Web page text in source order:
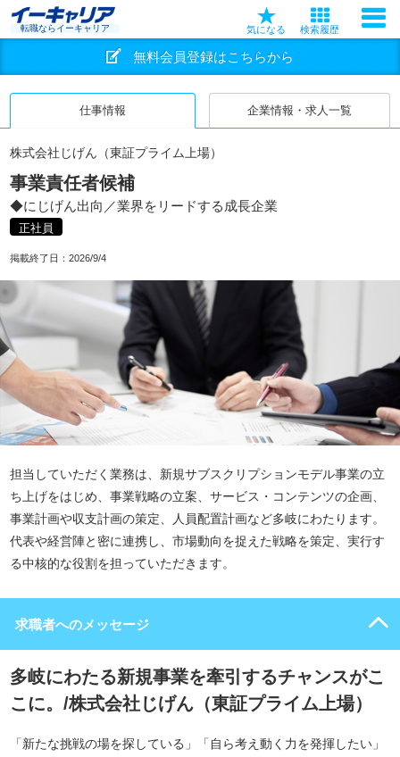
転職ならイーキャリア 気になる 検索履歴
無料会員登録はこちらから
仕事情報 企業情報・求人一覧
株式会社じげん（東証プライム上場）
事業責任者候補
◆にじげん出向／業界をリードする成長企業
正社員
掲載終了日： 2026/9/4
担当していただく業務は、新規サブスクリプションモデル事業の立
ち上げをはじめ、事業戦略の立案、サービス・コンテンツの企画、
事業計画や収支計画の策定、人員配置計画など多岐にわたります。
代表や経営陣と密に連携し、市場動向を捉えた戦略を策定、実行す
る中核的な役割を担っていただきます。
求職者へのメッセージ
多岐にわたる新規事業を牽引するチャンスがこ
こに。/株式会社じげん（東証プライム上場）
「新たな挑戦の場を探している」「自ら考え動く力を発揮したい」